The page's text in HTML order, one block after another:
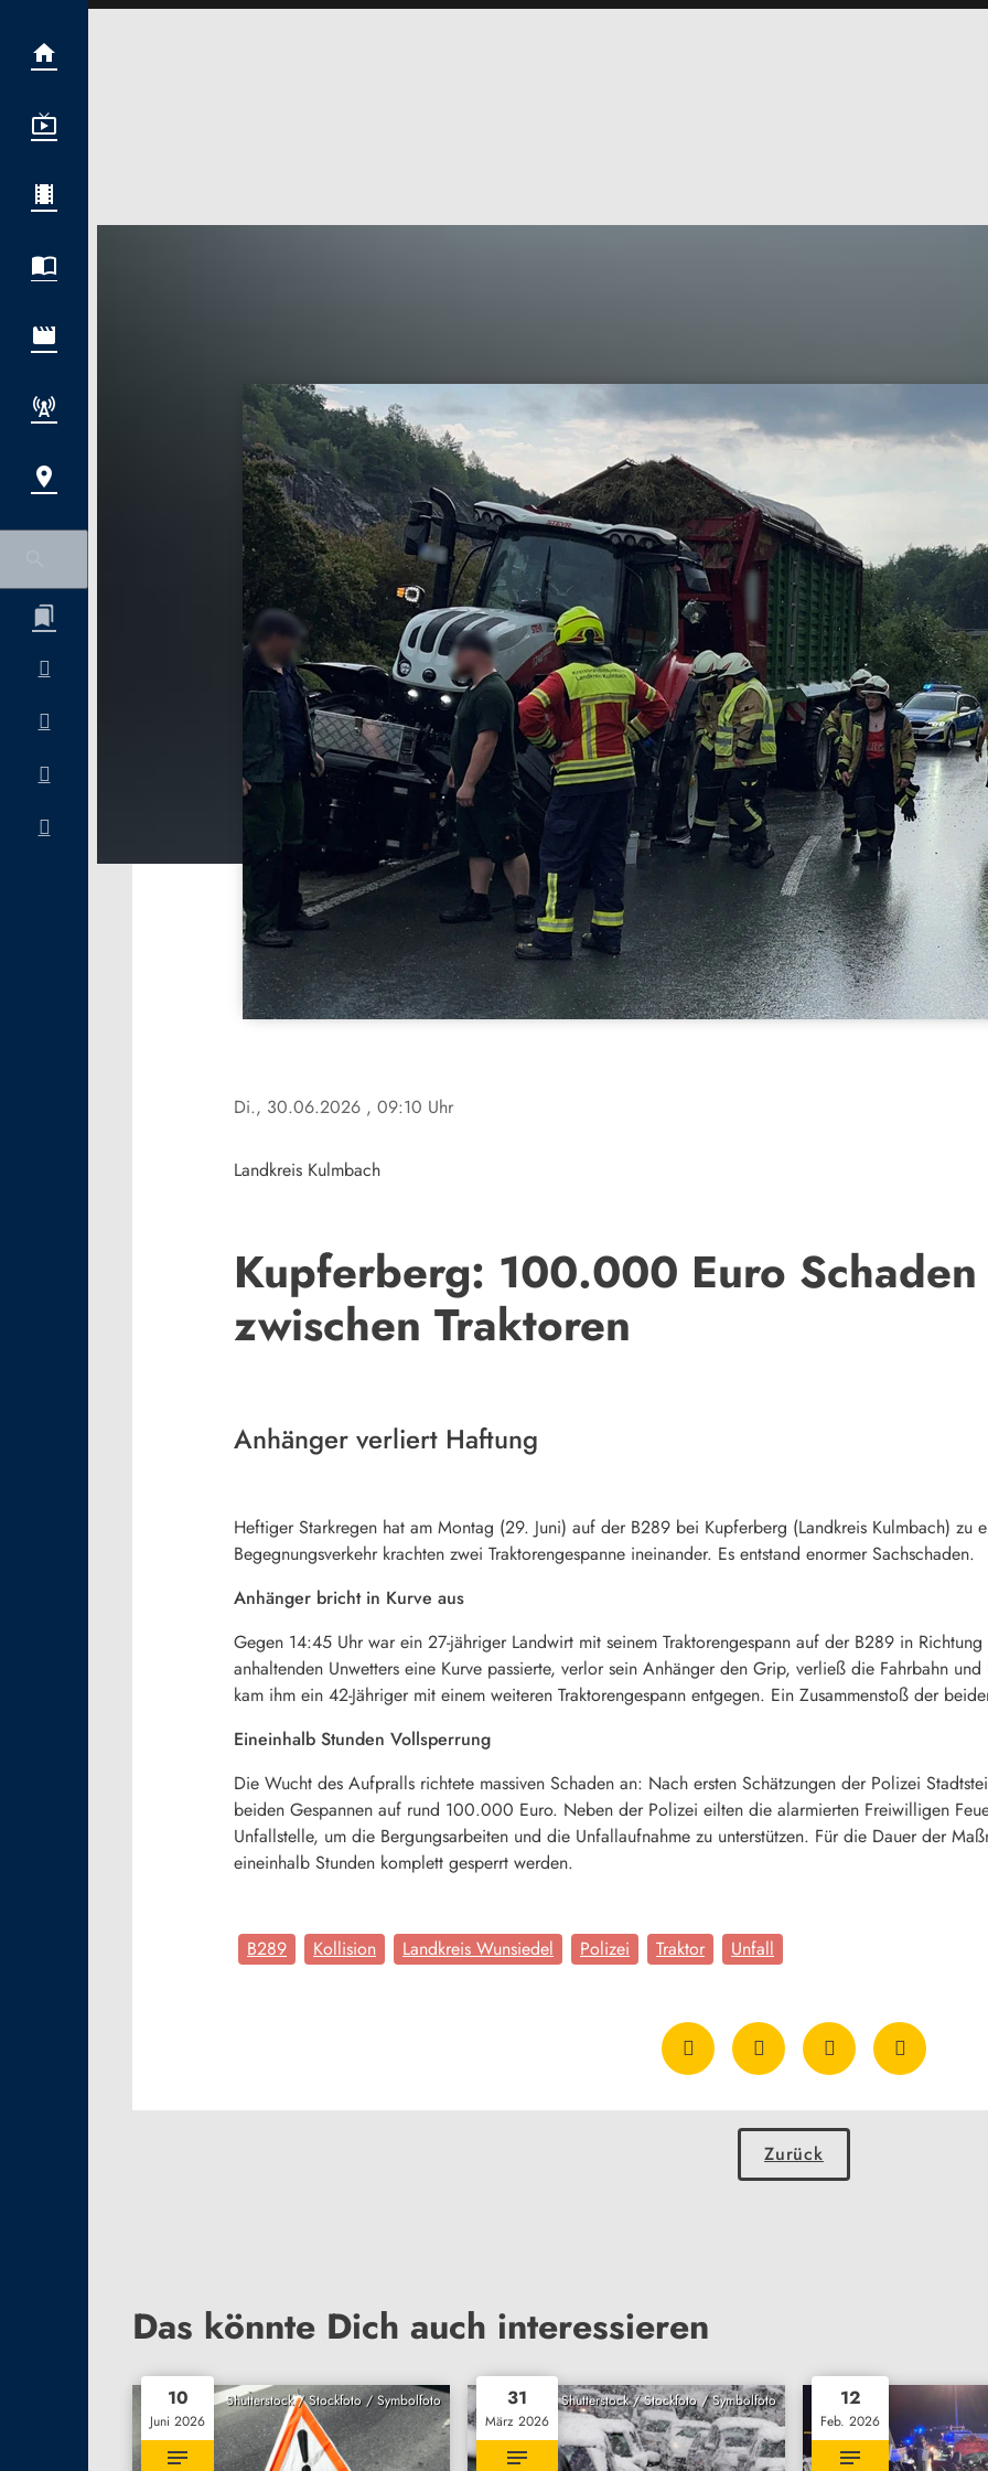
Di., 30.06.2026 , 09:10 Uhr
Landkreis Kulmbach
Kupferberg: 100.000 Euro
zwischen Traktoren
Anhänger verliert Haftung
Heftiger Starkregen hat am Montag (29. Juni) auf der B289 bei Kupferberg (Landkreis Kulmbach) zu
Begegnungsverkehr krachten zwei Traktorengespanne ineinander. Es entstand enormer Sachschaden.
Anhänger bricht in Kurve aus
Gegen 14:45 Uhr war ein 27-jähriger Landwirt mit seinem Traktorengespann auf der B289 in
anhaltenden Unwetters eine Kurve passierte, verlor sein Anhänger den Grip, verließ die Fahrbahn
kam ihm ein 42-Jähriger mit einem weiteren Traktorengespann entgegen. Ein Zusammenstoß der
Eineinhalb Stunden Vollsperrung
Die Wucht des Aufpralls richtete massiven Schaden an: Nach ersten Schätzungen der Polizei
beiden Gespannen auf rund 100.000 Euro. Neben der Polizei eilten die alarmierten Freiwilligen
Unfallstelle, um die Bergungsarbeiten und die Unfallaufnahme zu unterstützen. Für die Dauer der
eineinhalb Stunden komplett gesperrt werden.
B289 Kollision Landkreis Wunsiedel Polizei Traktor Unfall
Zurück
Das könnte Dich auch interessieren
Shutterstock / Stockfoto / Symbolfoto
10
Juni 2026
Shutterstock / Stockfoto / Symbolfoto
31
März 2026
12
Feb. 2026